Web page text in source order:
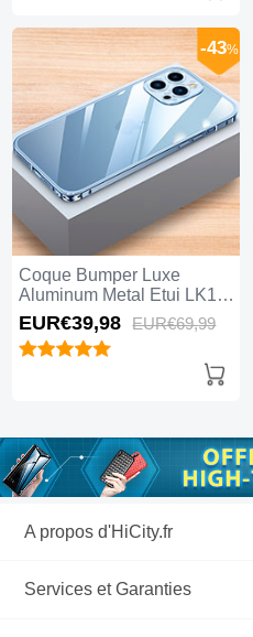
Coque Bumper Luxe
Aluminum Metal Etui LK1
pour Apple iPhone 15 Pro
Max Bleu
-43%
EUR€39,98 EUR€69,99
A propos d'HiCity.fr
Services et Garanties